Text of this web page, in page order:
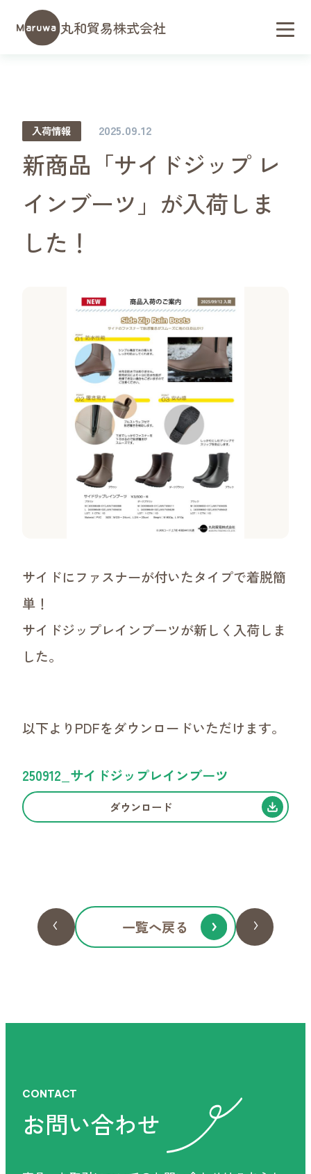
丸和貿易株式会社
会社概要／アクセス
ご挨拶・理念・ビジョン
事業領域
ワークショップについて
デジタルカタログ
販促POPダウンロード
お問い合わせ
入荷情報 2025.09.12
新商品「サイドジップ レ
インブーツ」が入荷しま
した！
サイドにファスナーが付いたタイプで着脱簡
単！
サイドジップレインブーツが新しく入荷しま
した。
以下よりPDFをダウンロードいただけます。
250912_サイドジップレインブーツ
ダウンロード
一覧へ戻る
CONTACT
お問い合わせ